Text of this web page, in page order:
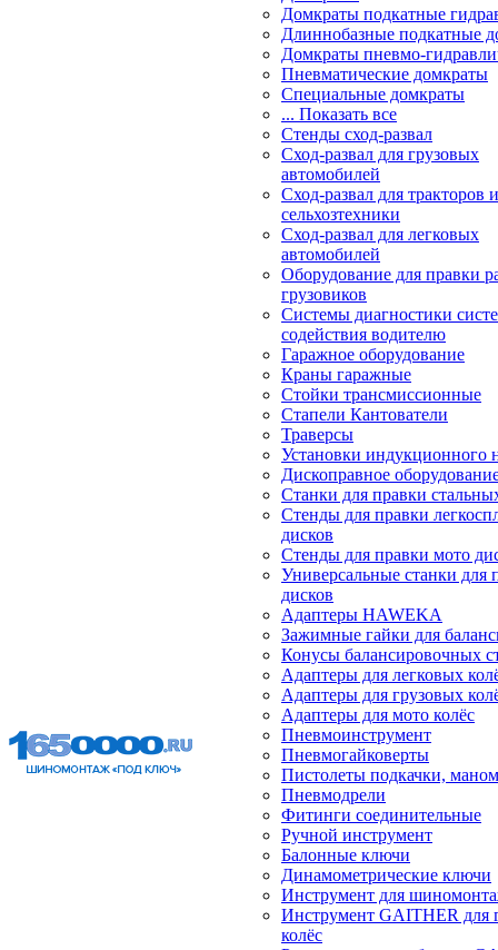
Домкраты подкатные
Длиннобазные подкатные
Домкраты пневмо-
Пневматические домкраты
Специальные домкраты
... Показать все
Стенды сход-развал
Сход-развал для грузовых
автомобилей
Сход-развал для тракторов и
сельхозтехники
Сход-развал для легковых
автомобилей
Оборудование для правки
грузовиков
Системы диагностики
содействия водителю
Гаражное оборудование
Краны гаражные
Стойки трансмиссионные
Стапели Кантователи
Траверсы
Установки индукционного
Дископравное
Станки для правки
Стенды для правки
дисков
Стенды для правки мото
Универсальные станки для
дисков
Адаптеры HAWEKA
Зажимные гайки для
Конусы балансировочных
Адаптеры для легковых
Адаптеры для грузовых
Адаптеры для мото колёс
Пневмоинструмент
Пневмогайковерты
Пистолеты подкачки,
Пневмодрели
Фитинги соединительные
Ручной инструмент
Балонные ключи
Динамометрические ключи
Инструмент для
Инструмент GAITHER для
колёс